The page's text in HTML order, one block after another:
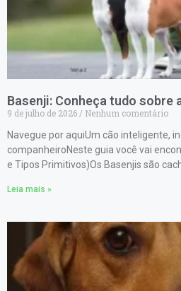
Basenji: Conheça tudo sobre
9 de julho de 2026
Nenhum comentário
Navegue por aquiUm cão inteligente,
companheiroNeste guia você vai
e Tipos Primitivos)Os Basenjis são
Leia mais »